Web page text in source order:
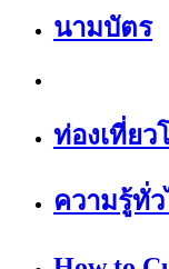
นามบัตร
ท่องเที่ยว
ความรู้ทั่